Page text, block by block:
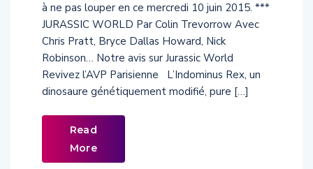
à ne pas louper en ce mercredi 10 juin 2015. ***
JURASSIC WORLD Par Colin Trevorrow Avec
Chris Pratt, Bryce Dallas Howard, Nick
Robinson… Notre avis sur Jurassic World
Revivez l’AVP Parisienne L’Indominus Rex, un
dinosaure génétiquement modifié, pure […]
Read
More